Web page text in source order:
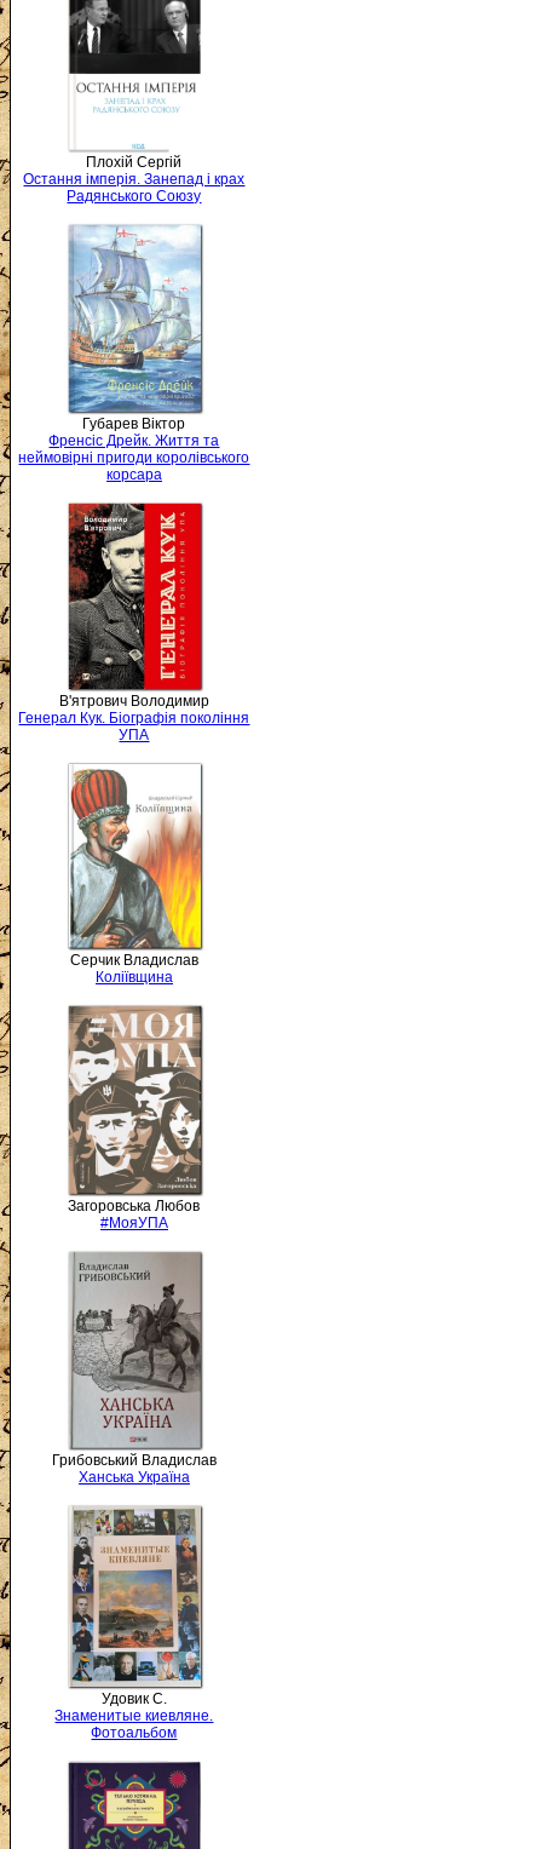
Плохій Сергій
Остання імперія. Занепад і крах
Радянського Союзу
Губарев Віктор
Френсіс Дрейк. Життя та
неймовірні пригоди королівського
корсара
В'ятрович Володимир
Генерал Кук. Біографія покоління
УПА
Серчик Владислав
Коліївщина
Загоровська Любов
#МояУПА
Грибовський Владислав
Ханська Україна
Удовик С.
Знаменитые киевляне.
Фотоальбом